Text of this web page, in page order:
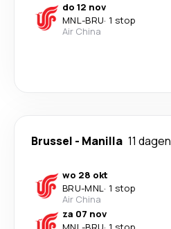
do 12 nov
MNL-BRU· 1 stop
Air China
Brussel - Manilla 11 dagen
wo 28 okt
BRU-MNL· 1 stop
Air China
za 07 nov